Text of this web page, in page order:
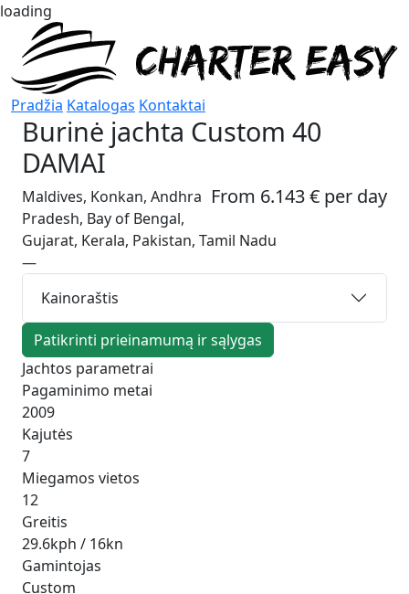
loading
Pradžia Katalogas Kontaktai
Burinė jachta Custom 40
DAMAI
From 6.143 € per day
Maldives, Konkan, Andhra
Pradesh, Bay of Bengal,
Gujarat, Kerala, Pakistan, Tamil Nadu
—
Kainoraštis
Patikrinti prieinamumą ir sąlygas
Jachtos parametrai
Pagaminimo metai
2009
Kajutės
7
Miegamos vietos
12
Greitis
29.6kph / 16kn
Gamintojas
Custom